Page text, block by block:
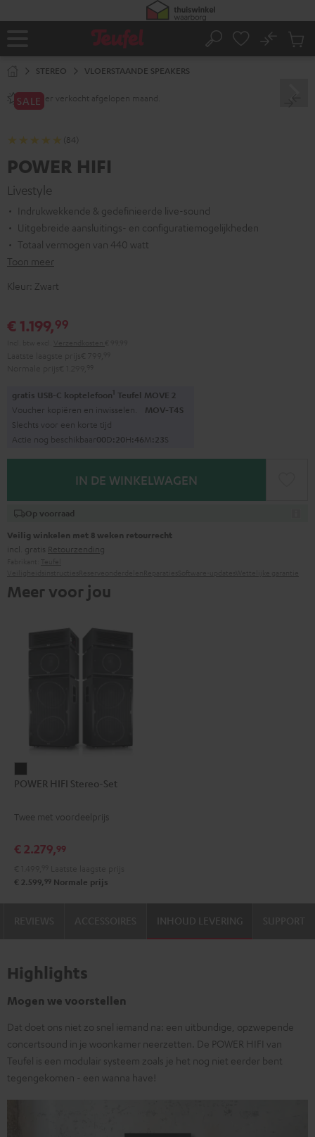
Home
Zoeken
No
STEREO VLOERSTAANDE SPEAKERS
60+ keer verkocht afgelopen maand.
SALE
(84)
POWER HIFI
Livestyle
Indrukwekkende & gedefinieerde live-sound
Uitgebreide aansluitings- en configuratiemogelijkheden
Totaal vermogen van 440 watt
Toon meer
Kleur: Zwart
€ 1.199,99
gratis USB-C koptelefoon1 Teufel MOVE 2
Voucher kopiëren en inwisselen. MOV-T4S
Slechts voor een korte tijd
Actie nog beschikbaar00D: 20H:46M: 21S
IN DE WINKELWAGEN
Op voorraad
Veilig winkelen met 8 weken retourrecht
incl. gratis Retourzending
Meer voor jou
HIFI
Set
POWER HIFI Stereo-Set
Twee met voordeelprijs
€ 2.279,99
€ 2.599, 99 Normale prijs
INHOUD LEVERING
Highlights
Mogen we voorstellen
Dat doet ons niet zo snel iemand na: een uitbundige, opzwepende
concertsound in je woonkamer neerzetten. De POWER HIFI van
Teufel is een modulair systeem zoals je het nog niet eerder bent
tegengekomen - een wanna have!